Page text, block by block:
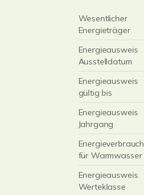
Wesentlicher
Energieträger
Energieausweis
Ausstelldatum
Energieausweis
gültig bis
Energieausweis
Jahrgang
Energieverbrauch
für Warmwasser
Energieausweis
Werteklasse